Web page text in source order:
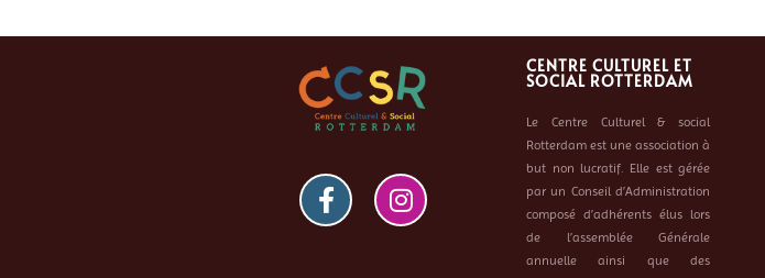
CENTRE CULTUREL ET
SOCIAL ROTTERDAM
Le Centre Culturel & social
Rotterdam est une association à
but non lucratif. Elle est gérée
par un Conseil d’Administration
composé d’adhérents élus lors
de l’assemblée Générale
annuelle ainsi que des